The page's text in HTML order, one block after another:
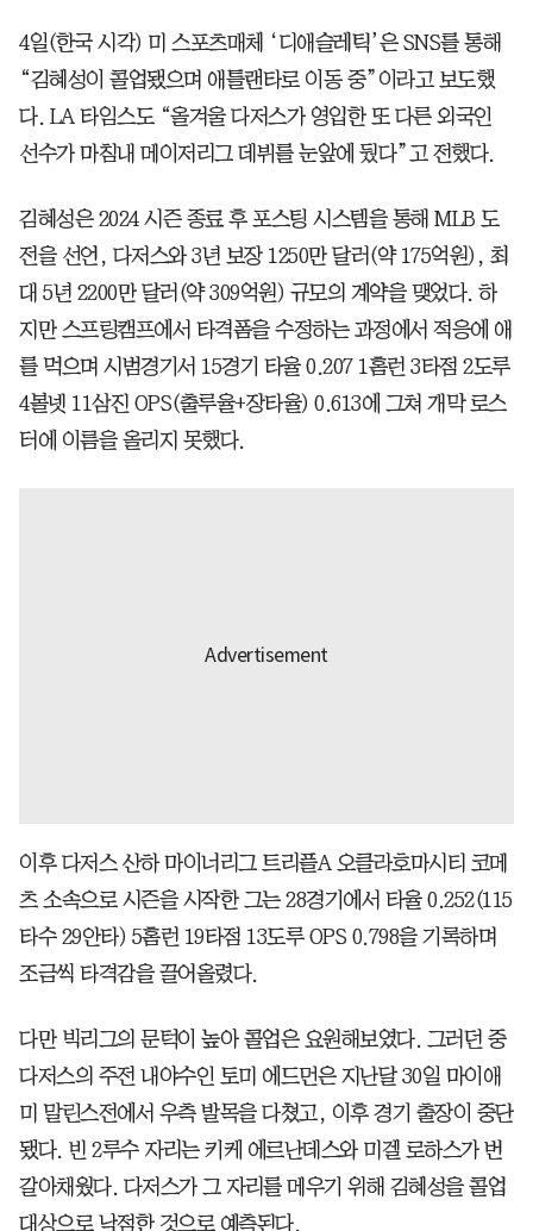
4일(한국 시각) 미 스포츠매체 ‘디애슬레틱’은 SNS를 통해
“김혜성이 콜업됐으며 애틀랜타로 이동 중”이라고 보도했
다. LA 타임스도 “올겨울 다저스가 영입한 또 다른 외국인
선수가 마침내 메이저리그 데뷔를 눈앞에 뒀다”고 전했다.
김혜성은 2024 시즌 종료 후 포스팅 시스템을 통해 MLB 도
전을 선언, 다저스와 3년 보장 1250만 달러(약 175억원), 최
대 5년 2200만 달러(약 309억원) 규모의 계약을 맺었다. 하
지만 스프링캠프에서 타격폼을 수정하는 과정에서 적응에 애
를 먹으며 시범경기서 15경기 타율 0.207 1홈런 3타점 2도루
4볼넷 11삼진 OPS(출루율+장타율) 0.613에 그쳐 개막 로스
터에 이름을 올리지 못했다.
이후 다저스 산하 마이너리그 트리플A 오클라호마시티 코메
츠 소속으로 시즌을 시작한 그는 28경기에서 타율 0.252(115
타수 29안타) 5홈런 19타점 13도루 OPS 0.798을 기록하며
조금씩 타격감을 끌어올렸다.
다만 빅리그의 문턱이 높아 콜업은 요원해보였다. 그러던 중
다저스의 주전 내야수인 토미 에드먼은 지난달 30일 마이애
미 말린스전에서 우측 발목을 다쳤고, 이후 경기 출장이 중단
됐다. 빈 2루수 자리는 키케 에르난데스와 미겔 로하스가 번
갈아채웠다. 다저스가 그 자리를 메우기 위해 김혜성을 콜업
대상으로 낙점한 것으로 예측된다.